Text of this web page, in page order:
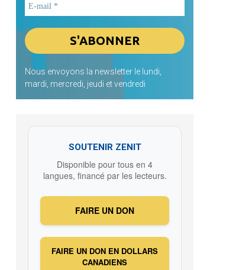
Nous envoyons la newsletter le lundi,
mardi, mercredi, jeudi et vendredi
SOUTENIR ZENIT
Disponible pour tous en 4
langues, financé par les lecteurs.
FAIRE UN DON
FAIRE UN DON EN DOLLARS
CANADIENS